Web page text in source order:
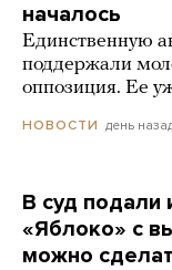
началось
Единственную
поддержали
оппозиция. Ее
НОВОСТИ день
В суд подали
«Яблоко» с
можно